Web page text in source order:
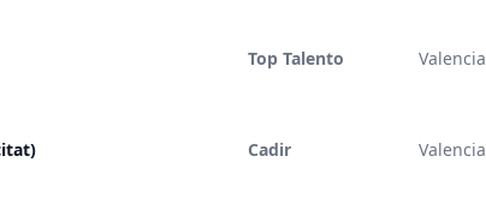
Top Talento Valencia
Cadir Valencia